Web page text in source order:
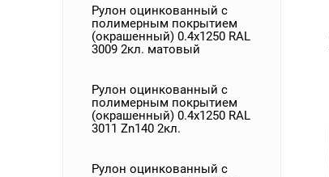
Рулон оцинкованный с
полимерным покрытием
(окрашенный) 0.4x1250 RAL
3009 2кл. матовый
Рулон оцинкованный с
полимерным покрытием
(окрашенный) 0.4x1250 RAL
3011 Zn140 2кл.
Рулон оцинкованный с